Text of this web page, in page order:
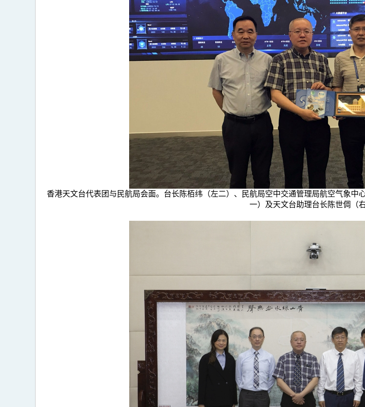
香港天文台代表团与民航局会面。台长陈栢纬（左二）、民航局空中交通管理局航空气象
一）及天文台助理台长陈世倜（